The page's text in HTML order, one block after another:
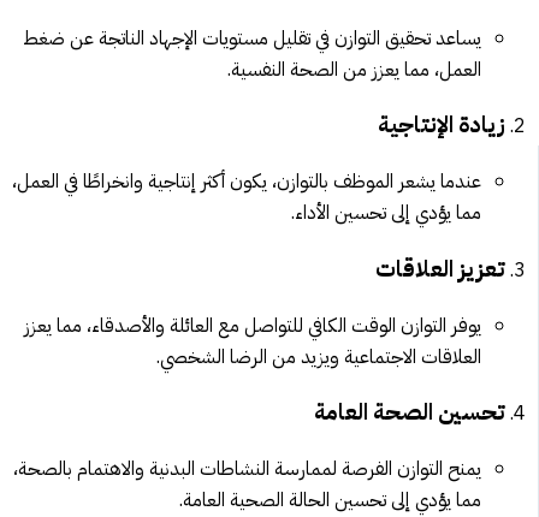
يساعد تحقيق التوازن في تقليل مستويات الإجهاد الناتجة عن ضغط
العمل، مما يعزز من الصحة النفسية.
زيادة الإنتاجية
عندما يشعر الموظف بالتوازن، يكون أكثر إنتاجية وانخراطًا في العمل،
مما يؤدي إلى تحسين الأداء.
تعزيز العلاقات
يوفر التوازن الوقت الكافي للتواصل مع العائلة والأصدقاء، مما يعزز
العلاقات الاجتماعية ويزيد من الرضا الشخصي.
تحسين الصحة العامة
يمنح التوازن الفرصة لممارسة النشاطات البدنية والاهتمام بالصحة،
مما يؤدي إلى تحسين الحالة الصحية العامة.